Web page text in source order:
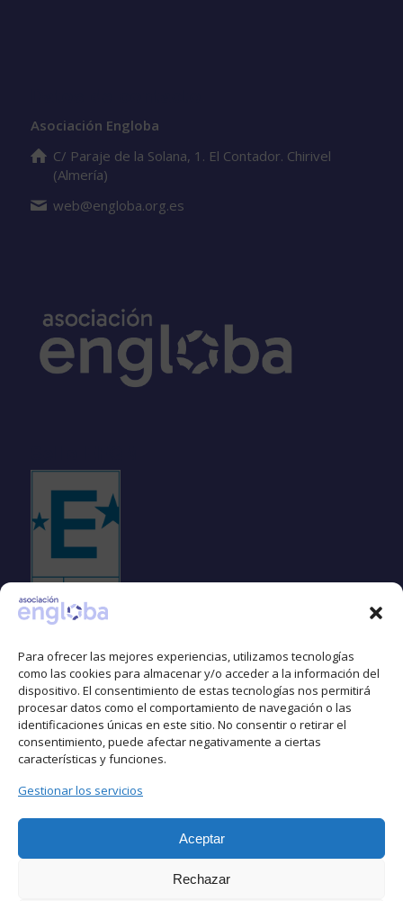
Para ofrecer las mejores experiencias, utilizamos tecnologías
como las cookies para almacenar y/o acceder a la información del
dispositivo. El consentimiento de estas tecnologías nos permitirá
procesar datos como el comportamiento de navegación o las
identificaciones únicas en este sitio. No consentir o retirar el
consentimiento, puede afectar negativamente a ciertas
características y funciones.
Gestionar los servicios
Aceptar
Rechazar
Asociación Engloba
C/ Paraje de la Solana, 1. El Contador. Chirivel
(Almería)
web@engloba.org.es
Espacio libre de LGTBIfobia